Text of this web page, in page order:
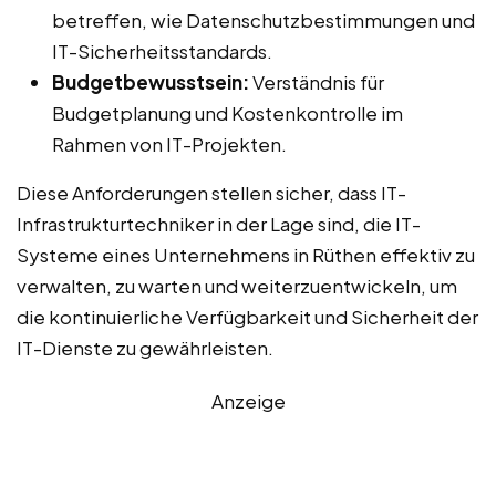
betreffen, wie Datenschutzbestimmungen und
IT-Sicherheitsstandards.
Budgetbewusstsein:Verständnis für
Budgetplanung und Kostenkontrolle im
Rahmen von IT-Projekten.
Diese Anforderungen stellen sicher, dass IT-
Infrastrukturtechniker in der Lage sind, die IT-
Systeme eines Unternehmens in Rüthen effektiv zu
verwalten, zu warten und weiterzuentwickeln, um
die kontinuierliche Verfügbarkeit und Sicherheit der
IT-Dienste zu gewährleisten.
Anzeige